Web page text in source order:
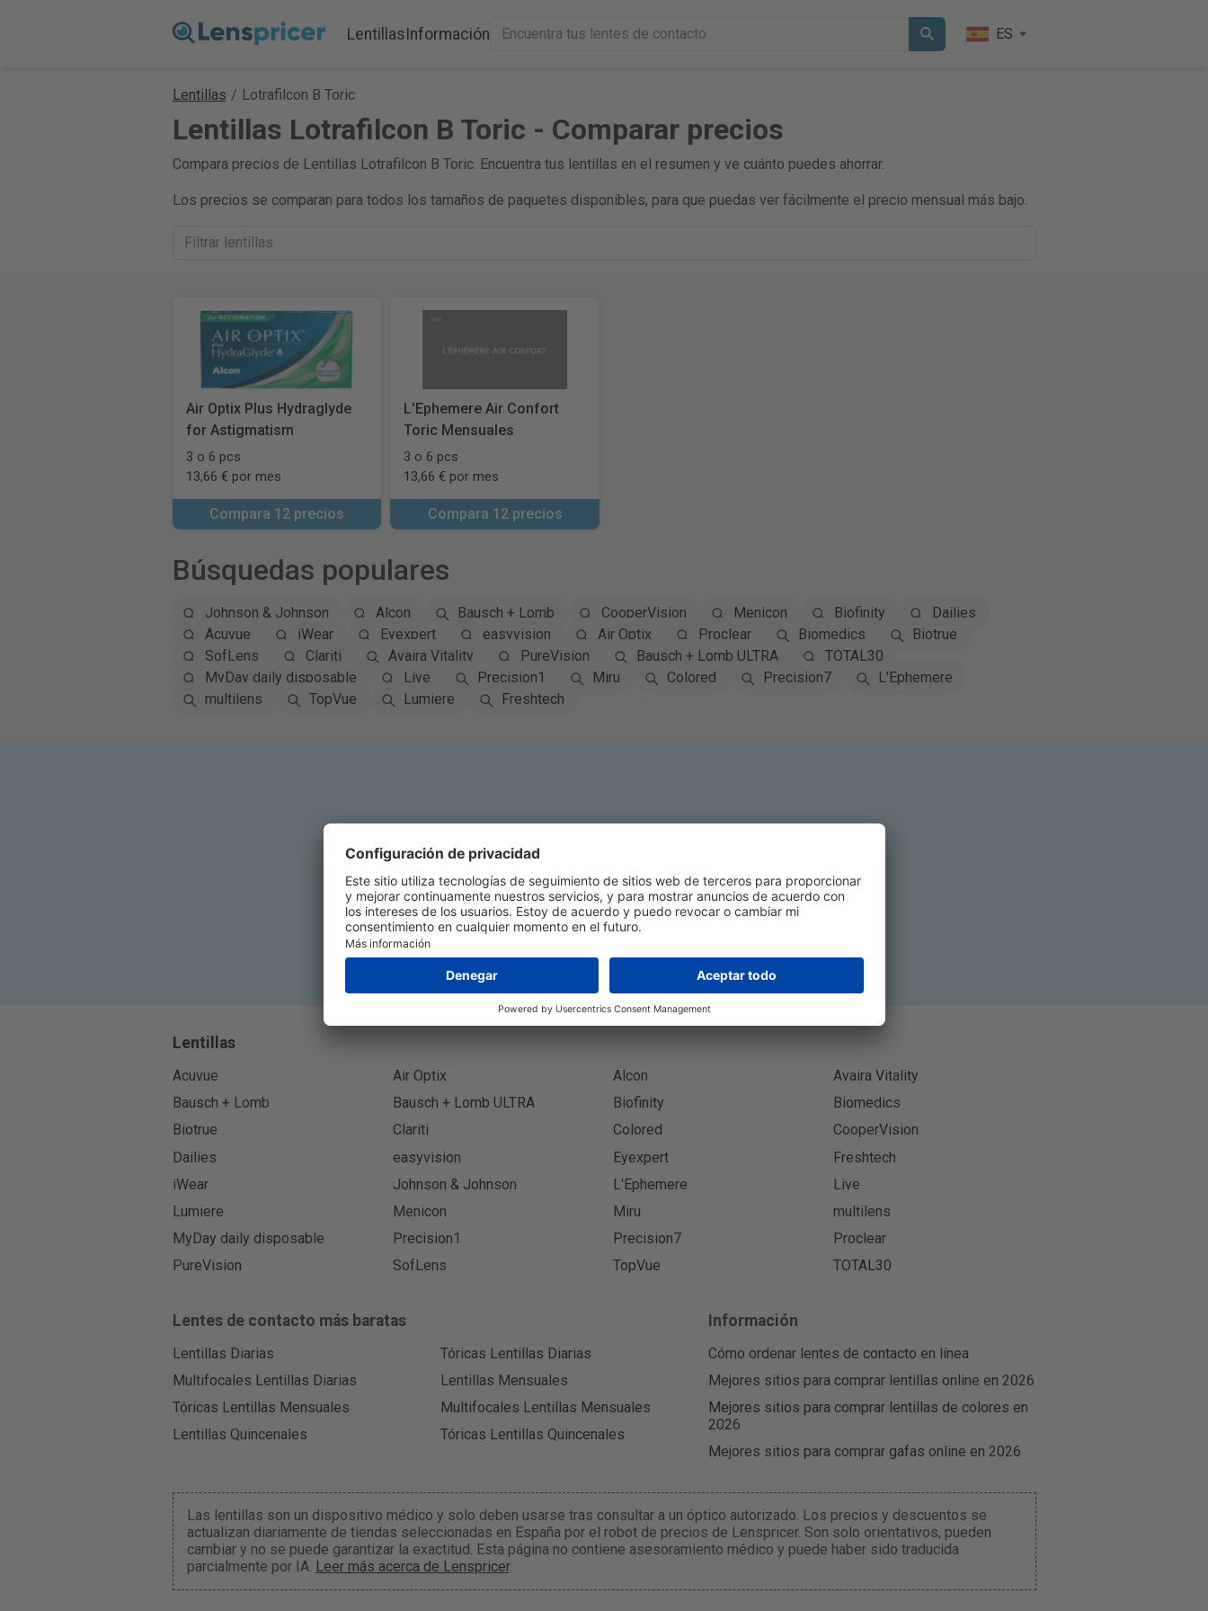
LentillasInformación ES
Lentillas / Lotrafilcon B Toric
Lentillas Lotrafilcon B Toric - Comparar precios
Compara precios de Lentillas Lotrafilcon B Toric. Encuentra tus lentillas en el resumen y ve cuánto puedes ahorrar.
Los precios se comparan para todos los tamaños de paquetes disponibles, para que puedas ver fácilmente el precio mensual más bajo.
Air Optix Plus Hydraglyde
for Astigmatism
3 o 6 pcs
13,66 € por mes
Compara 12 precios
L'Ephemere Air Confort
Toric Mensuales
3 o 6 pcs
13,66 € por mes
Compara 12 precios
Búsquedas populares
Johnson & Johnson Alcon Bausch + Lomb CooperVision Menicon Biofinity
Dailies
Acuvue
iWear Eyexpert easyvision Air Optix Proclear Biomedics
Biotrue
SofLens
Clariti Avaira Vitality PureVision Bausch + Lomb ULTRA
TOTAL30
MyDay daily disposable
Live Precision1 Miru Colored Precision7
L'Ephemere
multilens
TopVue Lumiere Freshtech
Suscríbete Al Boletín
Suscribir
Lentillas
Acuvue Air Optix Alcon
Avaira Vitality
Bausch + Lomb
Bausch + Lomb ULTRA Biofinity
Biomedics
Biotrue
Clariti Colored
CooperVision
Dailies
easyvision Eyexpert
Freshtech
iWear
Johnson & Johnson L'Ephemere
Live
Lumiere
Menicon Miru
multilens
MyDay daily disposable
Precision1 Precision7
Proclear
PureVision
SofLens TopVue TOTAL30
Lentes de contacto más baratas
Lentillas Diarias
Tóricas Lentillas Diarias
Multifocales Lentillas Diarias
Lentillas Mensuales
Tóricas Lentillas Mensuales
Multifocales Lentillas Mensuales
Lentillas Quincenales
Tóricas Lentillas Quincenales
Información
Cómo ordenar lentes de contacto en línea
Mejores sitios para comprar lentillas online en 2026
Mejores sitios para comprar lentillas de colores en
2026
Mejores sitios para comprar gafas online en 2026
Las lentillas son un dispositivo médico y solo deben usarse tras consultar a un óptico autorizado. Los precios y descuentos se
actualizan diariamente de tiendas seleccionadas en España por el robot de precios de Lenspricer. Son solo orientativos, pueden
cambiar y no se puede garantizar la exactitud. Esta página no contiene asesoramiento médico y puede haber sido traducida
parcialmente por IA. Leer más acerca de Lenspricer.